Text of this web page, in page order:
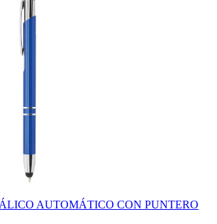
AUTOMÁTICO CON PUNTERO